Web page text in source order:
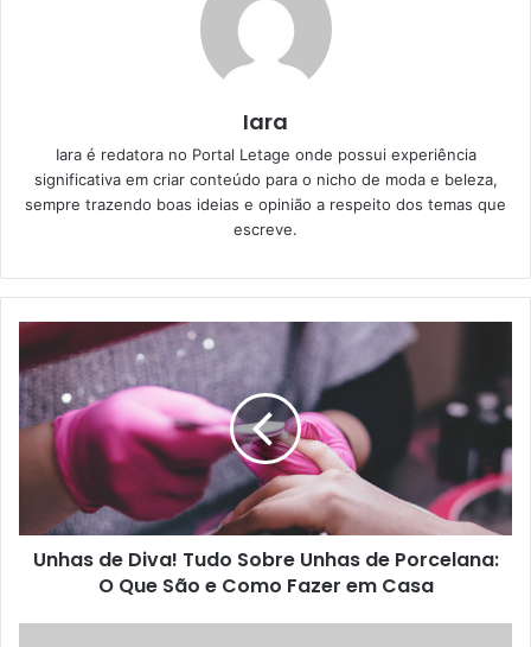
Iara
Iara é redatora no Portal Letage onde possui experiência
significativa em criar conteúdo para o nicho de moda e beleza,
sempre trazendo boas ideias e opinião a respeito dos temas que
escreve.
Unhas de Diva! Tudo Sobre Unhas de Porcelana:
O Que São e Como Fazer em Casa